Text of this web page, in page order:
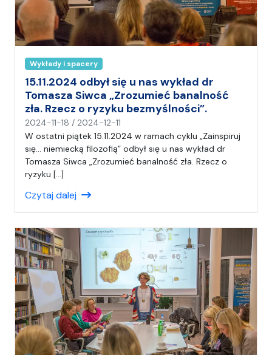
Wykłady i spacery
15.11.2024 odbył się u nas wykład dr
Tomasza Siwca „Zrozumieć banalność
zła. Rzecz o ryzyku bezmyślności”.
2024-11-18 / 2024-12-11
a
p
i
(
)
A
n
i
a
W ostatni piątek 15.11.2024 w ramach cyklu „Zainspiruj
się… niemiecką filozofią” odbył się u nas wykład dr
Tomasza Siwca „Zrozumieć banalność zła. Rzecz o
ryzyku […]
Czytaj dalej